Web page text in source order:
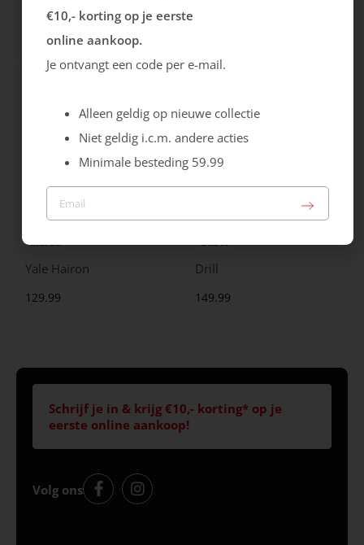
Cristallino
99.99
Maruti
Yale Hairon
129.99
Gabor
Drill
149.99
Schrijf je in & krijg €10,- korting* op je
eerste online aankoop!
Volg ons
€10,- korting op je eerste
online aankoop.
Je ontvangt een code per e-mail.
Alleen geldig op nieuwe collectie
Niet geldig i.c.m. andere acties
Minimale besteding 59.99